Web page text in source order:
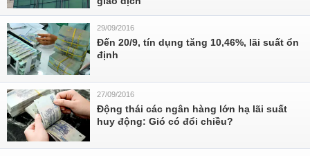
29/09/2016
Đến 20/9, tín dụng tăng 10,46%, lãi suất ổn
định
27/09/2016
Động thái các ngân hàng lớn hạ lãi suất
huy động: Gió có đổi chiều?